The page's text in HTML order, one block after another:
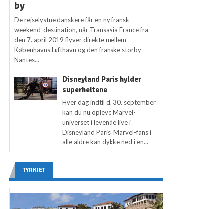
by
De rejselystne danskere får en ny fransk
weekend-destination, når Transavia France fra
den 7. april 2019 flyver direkte mellem
Københavns Lufthavn og den franske storby
Nantes...
Disneyland Paris hylder
superheltene
Hver dag indtil d. 30. september
kan du nu opleve Marvel-
universet i levende live i
Disneyland Paris. Marvel-fans i
alle aldre kan dykke ned i en...
TYRKIET